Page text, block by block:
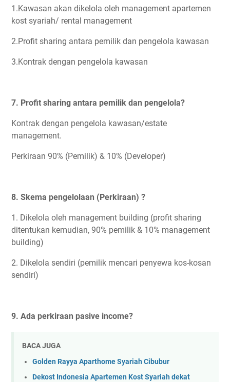
1.Kawasan akan dikelola oleh management apartemen
kost syariah/ rental management
2.Profit sharing antara pemilik dan pengelola kawasan
3.Kontrak dengan pengelola kawasan
7. Profit sharing antara pemilik dan pengelola?
Kontrak dengan pengelola kawasan/estate
management.
Perkiraan 90% (Pemilik) & 10% (Developer)
8. Skema pengelolaan (Perkiraan) ?
1. Dikelola oleh management building (profit sharing
ditentukan kemudian, 90% pemilik & 10% management
building)
2. Dikelola sendiri (pemilik mencari penyewa kos-kosan
sendiri)
9. Ada perkiraan pasive income?
BACA JUGA
Golden Rayya Aparthome Syariah Cibubur
Dekost Indonesia Apartemen Kost Syariah dekat